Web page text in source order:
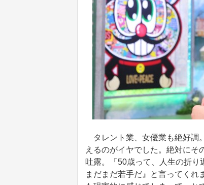
タレント業、女優業も絶好調
えるのがイヤでした。絶対にそ
吐露。「50歳って、人生の折り
まだまだ若手だ』と言ってくれ